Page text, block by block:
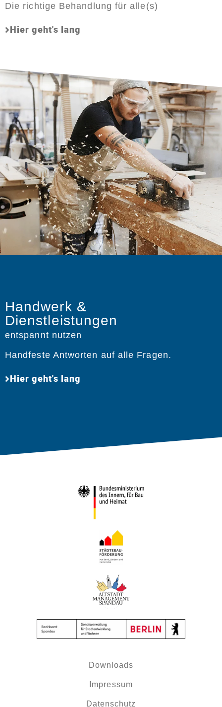
Die richtige Behandlung für alle(s)
Hier geht's lang
Handwerk &
Dienstleistungen
entspannt nutzen
Handfeste Antworten auf alle Fragen.
Hier geht's lang
Downloads
Impressum
Datenschutz